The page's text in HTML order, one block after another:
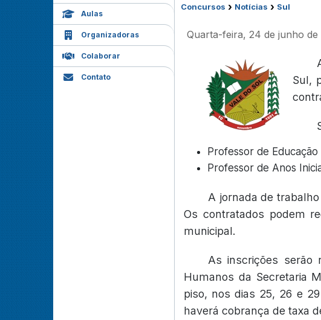
Aulas
Organizadoras
Colaborar
Contato
Concursos › Notícias › Sul
Quarta-feira, 24 de junho de
Sul,
Professor de
Professor de Anos
A jornada de
Os contratados podem
municipal.
As inscrições serão
Humanos da Secretaria
piso, nos dias 25, 26 e
haverá cobrança de taxa